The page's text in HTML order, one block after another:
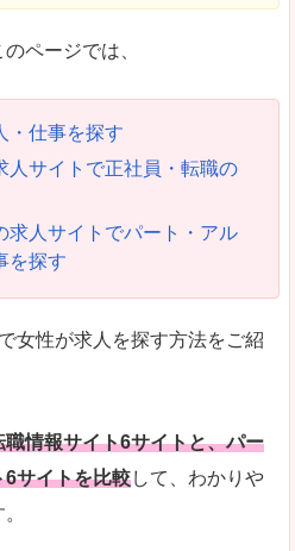
ページでは、
・仕事を探す
人サイトで正社員・転職の
求人サイトでパート・アル
を探す
女性が求人を探す方法をご紹
職情報サイト6サイトと、パー
6サイトを比較して、わかりや